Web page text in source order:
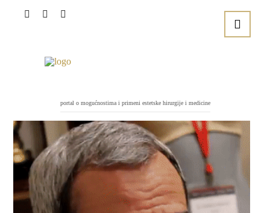
portal o mogućnostima i primeni estetske hirurgije i medicine